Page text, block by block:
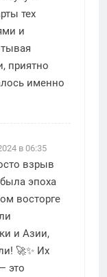
тех
и
приятно
именно
в 06:35
взрыв
эпоха
восторге
и Азии,
🚀✨ Их
это